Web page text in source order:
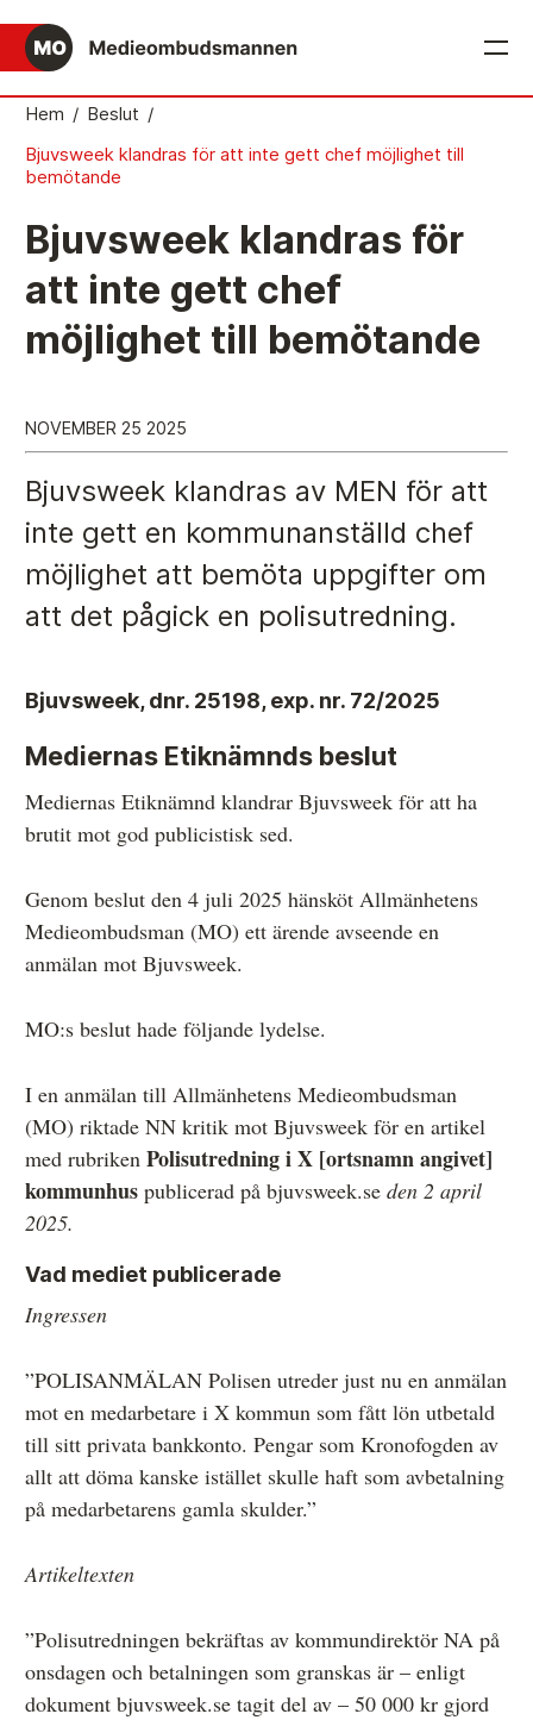
Det medieetiska systemet
Mediernas Etiknämnd fattar de avgörande besluten
Publicitetsreglerna – grunden i det medieetiska
systemet
Vill du ansluta till det medieetiska systemet?
Instruktion för Allmänhetens Medieombudsman
Anmälan och beslut
Från anmälan till beslut – så går det till
Så här gör du en anmälan
Fyll i din anmälan
Här är medierna som MO kan pröva
Övrigt
Årsberättelser
Våra huvudmän
Stadgar för Mediernas Etiknämnd
Jobba hos oss!
Så behandlar vi dina personuppgifter
Hem / Beslut /
Bjuvsweek klandras för att inte gett chef möjlighet till
bemötande
Bjuvsweek klandras för
att inte gett chef
möjlighet till bemötande
NOVEMBER 25 2025
Bjuvsweek klandras av MEN för att
inte gett en kommunanställd chef
möjlighet att bemöta uppgifter om
att det pågick en polisutredning.
Bjuvsweek, dnr. 25198, exp. nr. 72/2025
Mediernas Etiknämnds beslut
Mediernas Etiknämnd klandrar Bjuvsweek för att ha
brutit mot god publi­cistisk sed.
Genom beslut den 4 juli 2025 hänsköt Allmänhetens
Medieombudsman (MO) ett ärende avseende en
anmälan mot Bjuvsweek.
MO:s beslut hade följande lydelse.
I en anmälan till Allmänhetens Medieombudsman
(MO) riktade NN kritik mot Bjuvsweek för en artikel
med rubriken Polisutredning i X [ortsnamn angivet]
kommunhus publicerad på bjuvsweek.se den 2 april
2025.
Vad mediet publicerade
Ingressen
”POLISANMÄLAN Polisen utreder just nu en anmälan
mot en medarbetare i X kommun som fått lön utbetald
till sitt privata bankkonto. Pengar som Kronofogden av
allt att döma kanske istället skulle haft som avbetalning
på medarbetarens gamla skulder.”
Artikeltexten
”Polisutredningen bekräftas av kommundirektör NA på
onsdagen och betalningen som granskas är – enligt
dokument bjuvsweek.se tagit del av – 50 000 kr gjord